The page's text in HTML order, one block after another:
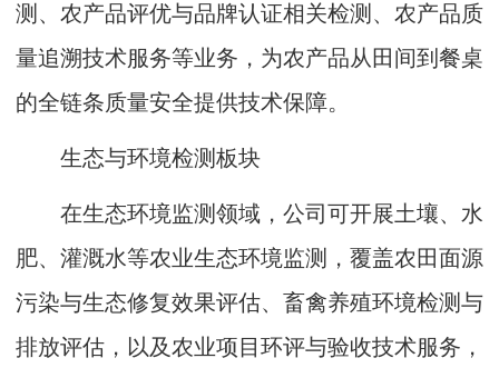
测、农产品评优与品牌认证相关检测、农产品质
量追溯技术服务等业务，为农产品从田间到餐桌
的全链条质量安全提供技术保障。
生态与环境检测板块
在生态环境监测领域，公司可开展土壤、水
肥、灌溉水等农业生态环境监测，覆盖农田面源
污染与生态修复效果评估、畜禽养殖环境检测与
排放评估，以及农业项目环评与验收技术服务，